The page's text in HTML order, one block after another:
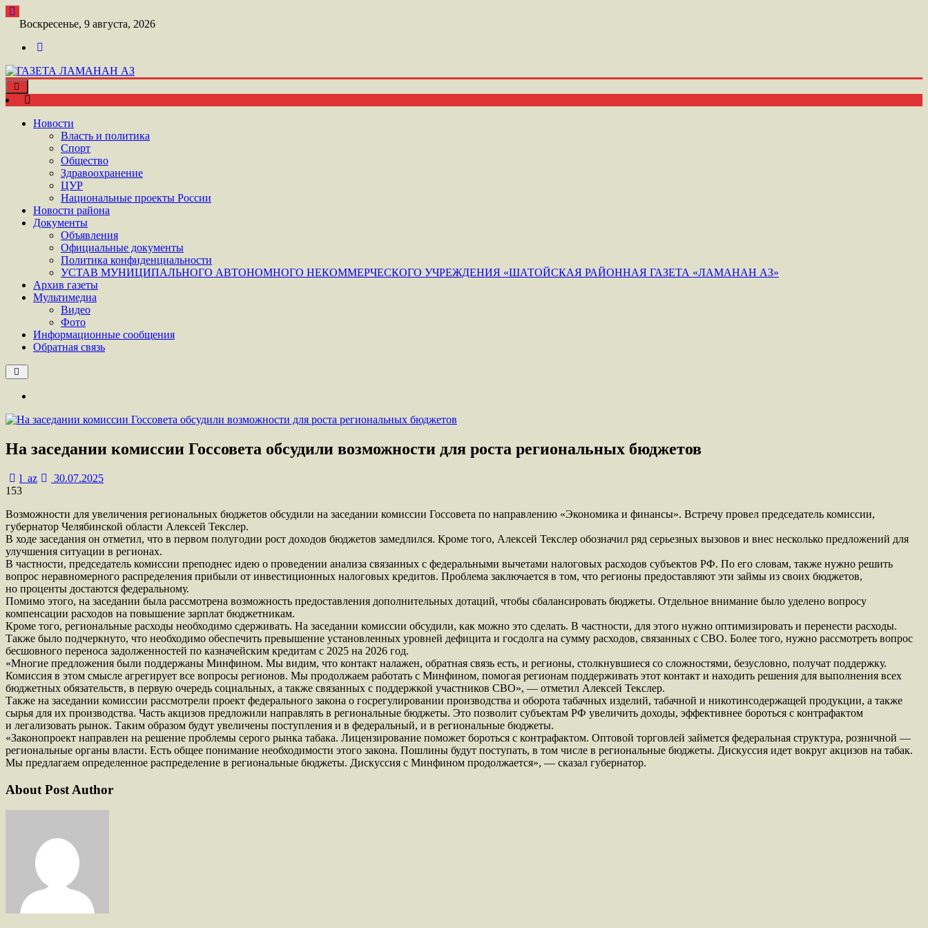
Перейти
Воскресенье, 9 августа, 2026
ГАЗЕТА ЛАМАНАН АЗ
ШАТОЙСКАЯ ГАЗЕТА ЛАМАНАН АЗ
Toggle
navigation
Новости
Власть и политика
Спорт
Общество
Здравоохранение
ЦУР
Национальные проекты России
Новости района
Документы
Объявления
Официальные документы
Политика конфиденциальности
УСТАВ МУНИЦИПАЛЬНОГО АВТОНОМНОГО НЕКОММЕРЧЕСКОГО УЧРЕЖДЕНИЯ «ШАТОЙСКАЯ РАЙОННАЯ ГАЗЕТА «ЛАМАНАН АЗ»
Архив газеты
Мультимедиа
Видео
Фото
Информационные сообщения
Обратная связь
На заседании комиссии Госсовета обсудили возможности для роста региональных бюджетов
l_az
30.07.2025
153
Возможности для увеличения региональных бюджетов обсудили на заседании комиссии Госсовета по направлению «Экономика и финансы». Встречу провел председатель комиссии,
губернатор Челябинской области Алексей Текслер.
В ходе заседания он отметил, что в первом полугодии рост доходов бюджетов замедлился. Кроме того, Алексей Текслер обозначил ряд серьезных вызовов и внес несколько предложений для
улучшения ситуации в регионах.
В частности, председатель комиссии преподнес идею о проведении анализа связанных с федеральными вычетами налоговых расходов субъектов РФ. По его словам, также нужно решить
вопрос неравномерного распределения прибыли от инвестиционных налоговых кредитов. Проблема заключается в том, что регионы предоставляют эти займы из своих бюджетов,
но проценты достаются федеральному.
Помимо этого, на заседании была рассмотрена возможность предоставления дополнительных дотаций, чтобы сбалансировать бюджеты. Отдельное внимание было уделено вопросу
компенсации расходов на повышение зарплат бюджетникам.
Кроме того, региональные расходы необходимо сдерживать. На заседании комиссии обсудили, как можно это сделать. В частности, для этого нужно оптимизировать и перенести расходы.
Также было подчеркнуто, что необходимо обеспечить превышение установленных уровней дефицита и госдолга на сумму расходов, связанных с СВО. Более того, нужно рассмотреть вопрос
бесшовного переноса задолженностей по казначейским кредитам с 2025 на 2026 год.
«Многие предложения были поддержаны Минфином. Мы видим, что контакт налажен, обратная связь есть, и регионы, столкнувшиеся со сложностями, безусловно, получат поддержку.
Комиссия в этом смысле агрегирует все вопросы регионов. Мы продолжаем работать с Минфином, помогая регионам поддерживать этот контакт и находить решения для выполнения всех
бюджетных обязательств, в первую очередь социальных, а также связанных с поддержкой участников СВО», — отметил Алексей Текслер.
Также на заседании комиссии рассмотрели проект федерального закона о госрегулировании производства и оборота табачных изделий, табачной и никотинсодержащей продукции, а также
сырья для их производства. Часть акцизов предложили направлять в региональные бюджеты. Это позволит субъектам РФ увеличить доходы, эффективнее бороться с контрафактом
и легализовать рынок. Таким образом будут увеличены поступления и в федеральный, и в региональные бюджеты.
«Законопроект направлен на решение проблемы серого рынка табака. Лицензирование поможет бороться с контрафактом. Оптовой торговлей займется федеральная структура, розничной —
региональные органы власти. Есть общее понимание необходимости этого закона. Пошлины будут поступать, в том числе в региональные бюджеты. Дискуссия идет вокруг акцизов на табак.
Мы предлагаем определенное распределение в региональные бюджеты. Дискуссия с Минфином продолжается», — сказал губернатор.
About Post Author